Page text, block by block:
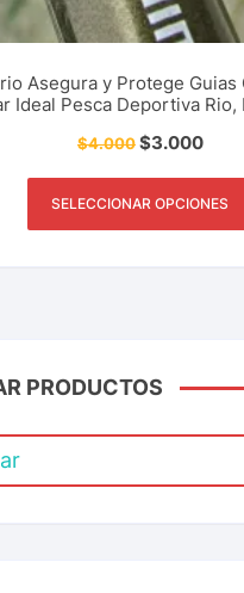
Asegura y Protege Guias
Ideal Pesca Deportiva Rio,
$4.000$3.000
SELECCIONAR OPCIONES
PRODUCTOS